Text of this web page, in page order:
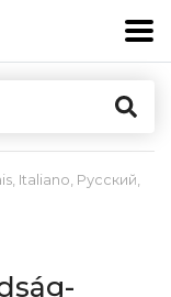
, Italiano, Русский,